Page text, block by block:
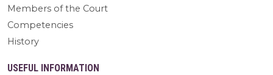
Members of the Court
Competencies
History
USEFUL INFORMATION